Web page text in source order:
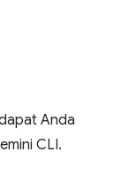
Anda
CLI.